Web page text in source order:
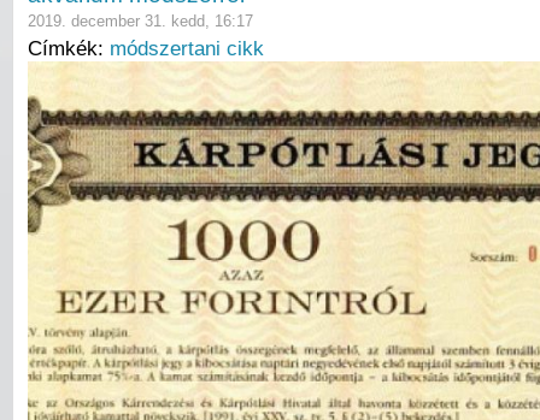
2019. december 31. kedd, 16:17
Címkék: módszertani cikk